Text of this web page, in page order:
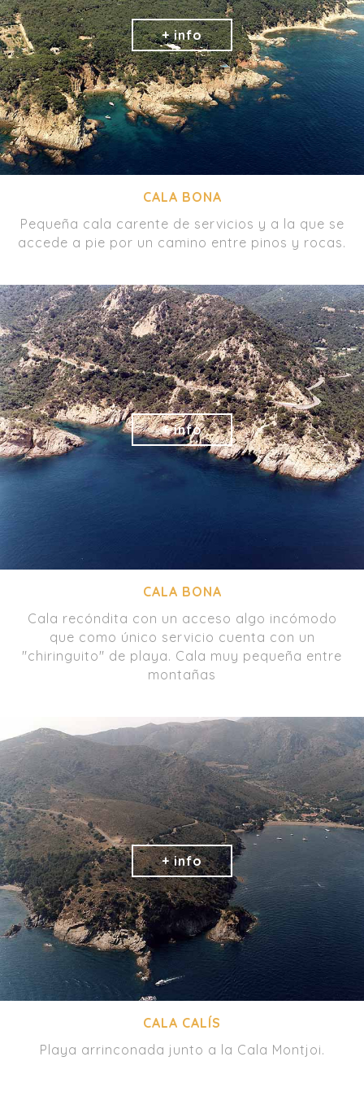
CALA BONA
Pequeña cala carente de servicios y a la que se
accede a pie por un camino entre pinos y rocas.
CALA BONA
Cala recóndita con un acceso algo incómodo
que como único servicio cuenta con un
"chiringuito" de playa. Cala muy pequeña entre
montañas
CALA CALÍS
Playa arrinconada junto a la Cala Montjoi.